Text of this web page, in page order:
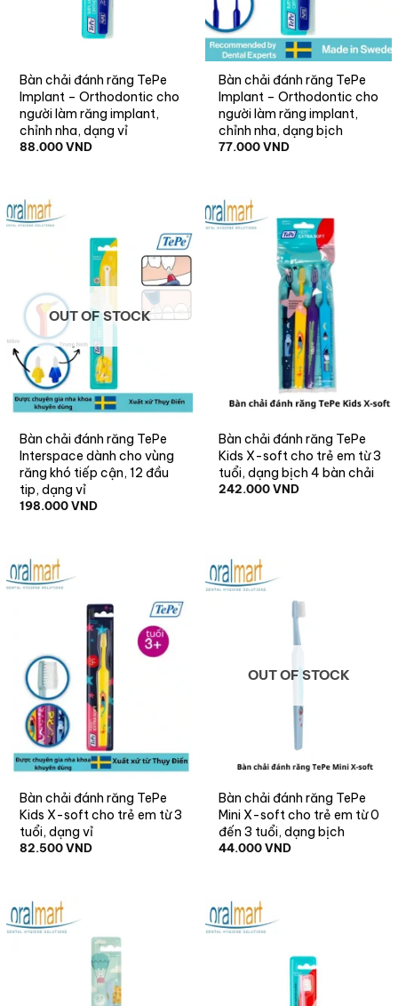
Bàn chải đánh răng TePe
Implant – Orthodontic cho
người làm răng implant,
chỉnh nha, dạng vỉ
88.000VND
Bàn chải đánh răng TePe
Implant – Orthodontic cho
người làm răng implant,
chỉnh nha, dạng bịch
77.000VND
OUT OF STOCK
Bàn chải đánh răng TePe
Interspace dành cho vùng
răng khó tiếp cận, 12 đầu
tip, dạng vỉ
198.000VND
Bàn chải đánh răng TePe
Kids X-soft cho trẻ em từ 3
tuổi, dạng bịch 4 bàn chải
242.000VND
Bàn chải đánh răng TePe
Kids X-soft cho trẻ em từ 3
tuổi, dạng vỉ
82.500VND
OUT OF STOCK
Bàn chải đánh răng TePe
Mini X-soft cho trẻ em từ 0
đến 3 tuổi, dạng bịch
44.000VND